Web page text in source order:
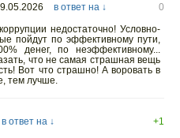
в ответ на ↓
0
недостаточно! Условно-
пойдут по эффективному пути,
денег, по неэффективному...
что не самая страшная вещь
Вот что страшно! А воровать в
тем лучше.
в ответ на ↓
+1